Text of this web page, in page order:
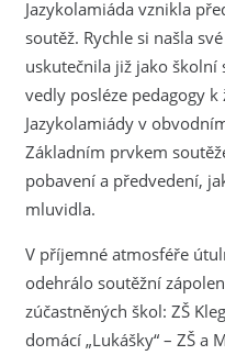
Jazykolamiáda vznikla
soutěž. Rychle si našla
uskutečnila již jako školní
vedly posléze pedagogy
Jazykolamiády v
Základním prvkem
pobavení a předvedení,
mluvidla.
V příjemné atmosféře
odehrálo soutěžní
zúčastněných škol: ZŠ
domácí „Lukášky“ – ZŠ a